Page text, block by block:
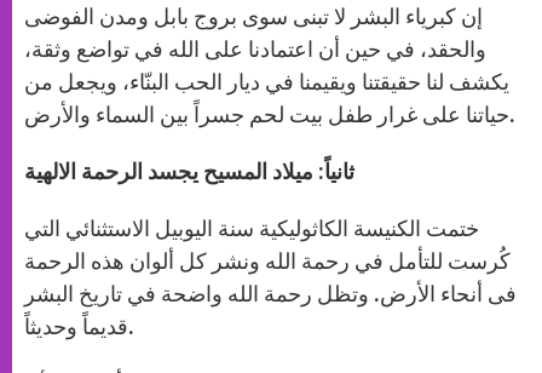
إن كبرياء البشر لا تبنى سوى بروج بابل ومدن الفوضى
والحقد، في حين أن اعتمادنا على الله في تواضع وثقة،
يكشف لنا حقيقتنا ويقيمنا في ديار الحب البنّاء، ويجعل من
حياتنا على غرار طفل بيت لحم جسراً بين السماء والأرض.
ثانياً: ميلاد المسيح يجسد الرحمة الالهية
ختمت الكنيسة الكاثوليكية سنة اليوبيل الاستثنائي التي
كُرست للتأمل في رحمة الله ونشر كل ألوان هذه الرحمة
فى أنحاء الأرض. وتظل رحمة الله واضحة في تاريخ البشر
قديماً وحديثاً.